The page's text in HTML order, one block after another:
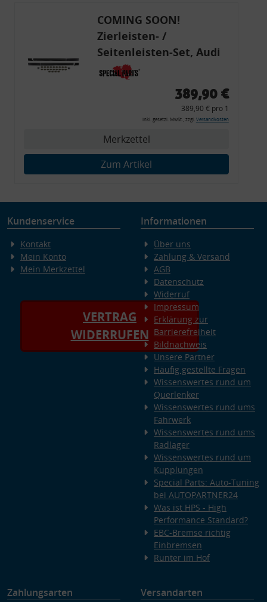
COMING SOON!
Zierleisten- /
Seitenleisten-Set, Audi
80 Cabrio, Coupe, S2, (6x
Zierleiste, 2x Kappe,
Montagewerkzeug)
389,90 €
389,90 € pro 1
inkl. gesetzl. MwSt., zzgl. Versandkosten
Merkzettel
Zum Artikel
Kundenservice
Kontakt
Mein Konto
Mein Merkzettel
VERTRAG
WIDERRUFEN
Informationen
Über uns
Zahlung & Versand
AGB
Datenschutz
Widerruf
Impressum
Erklärung zur
Barrierefreiheit
Bildnachweis
Unsere Partner
Häufig gestellte Fragen
Wissenswertes rund um
Querlenker
Wissenswertes rund ums
Fahrwerk
Wissenswertes rund ums
Radlager
Wissenswertes rund um
Kupplungen
Special Parts: Auto-Tuning
bei AUTOPARTNER24
Was ist HPS - High
Performance Standard?
EBC-Bremse richtig
Einbremsen
Runter im Hof
Zahlungsarten Versandarten